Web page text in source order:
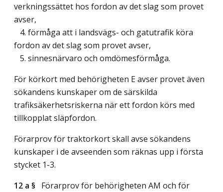
verkningssättet hos fordon av det slag som provet
avser,
4. förmåga att i landsvägs- och gatutrafik köra
fordon av det slag som provet avser,
5. sinnesnärvaro och omdömesförmåga.
För körkort med behörigheten E avser provet även
sökandens kunskaper om de särskilda
trafiksäkerhetsriskerna när ett fordon körs med
tillkopplat släpfordon.
Förarprov för traktorkort skall avse sökandens
kunskaper i de avseenden som räknas upp i första
stycket 1-3.
12 a § Förarprov för behörigheten AM och för